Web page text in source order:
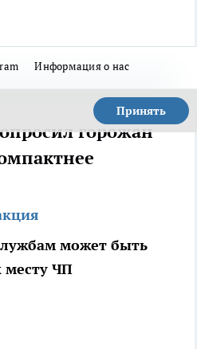
Информация о нас
Принять
горожан
может быть
месту ЧП